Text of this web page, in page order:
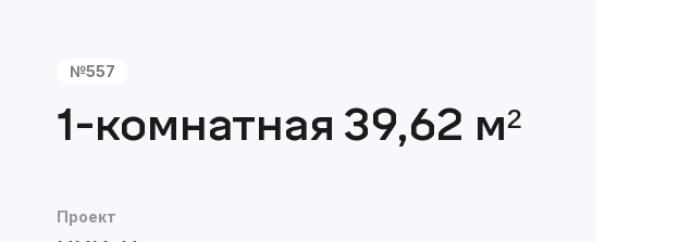
№557
1-комнатная 39,62 м²
Проект